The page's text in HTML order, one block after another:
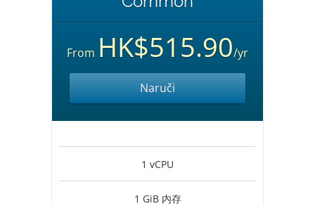
From HK$515.90/yr
Naruči
1 vCPU
1 GiB 内存